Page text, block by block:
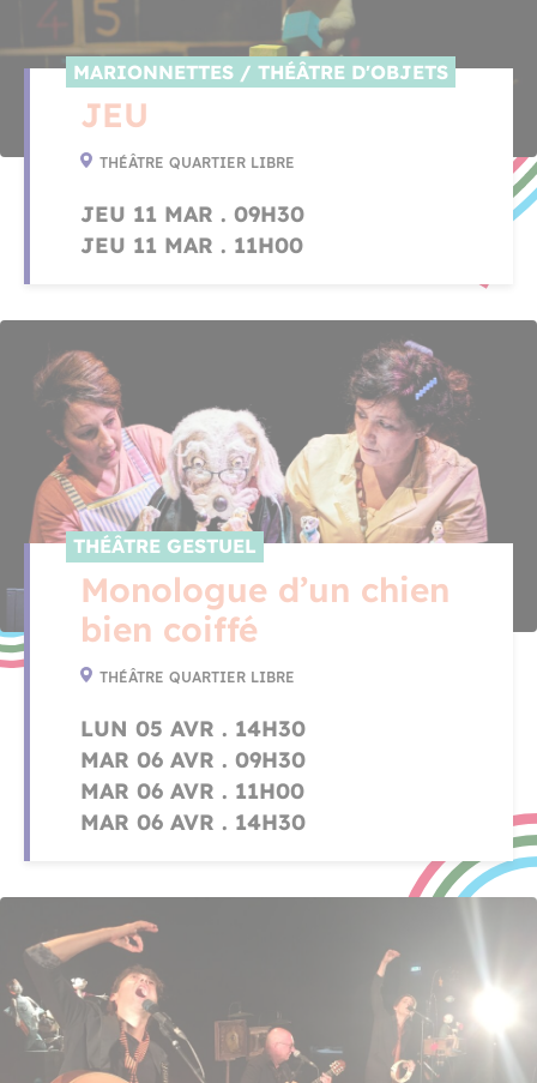
MARIONNETTES / THÉÂTRE D'OBJETS
JEU
THÉÂTRE QUARTIER LIBRE
JEU 11 MAR . 09H30
JEU 11 MAR . 11H00
THÉÂTRE GESTUEL
Monologue d’un chien
bien coiffé
THÉÂTRE QUARTIER LIBRE
LUN 05 AVR . 14H30
MAR 06 AVR . 09H30
MAR 06 AVR . 11H00
MAR 06 AVR . 14H30